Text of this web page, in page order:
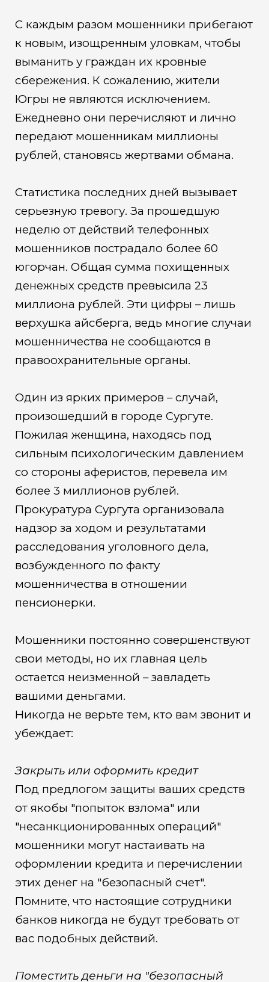
С каждым разом мошенники прибегают
к новым, изощренным уловкам, чтобы
выманить у граждан их кровные
сбережения. К сожалению, жители
Югры не являются исключением.
Ежедневно они перечисляют и лично
передают мошенникам миллионы
рублей, становясь жертвами обмана.
Статистика последних дней вызывает
серьезную тревогу. За прошедшую
неделю от действий телефонных
мошенников пострадало более 60
югорчан. Общая сумма похищенных
денежных средств превысила 23
миллиона рублей. Эти цифры – лишь
верхушка айсберга, ведь многие случаи
мошенничества не сообщаются в
правоохранительные органы.
Один из ярких примеров – случай,
произошедший в городе Сургуте.
Пожилая женщина, находясь под
сильным психологическим давлением
со стороны аферистов, перевела им
более 3 миллионов рублей.
Прокуратура Сургута организовала
надзор за ходом и результатами
расследования уголовного дела,
возбужденного по факту
мошенничества в отношении
пенсионерки.
Мошенники постоянно совершенствуют
свои методы, но их главная цель
остается неизменной – завладеть
вашими деньгами.
Никогда не верьте тем, кто вам звонит и
убеждает:
Закрыть или оформить кредит
Под предлогом защиты ваших средств
от якобы "попыток взлома" или
"несанкционированных операций"
мошенники могут настаивать на
оформлении кредита и перечислении
этих денег на "безопасный счет".
Помните, что настоящие сотрудники
банков никогда не будут требовать от
вас подобных действий.
Поместить деньги на "безопасный